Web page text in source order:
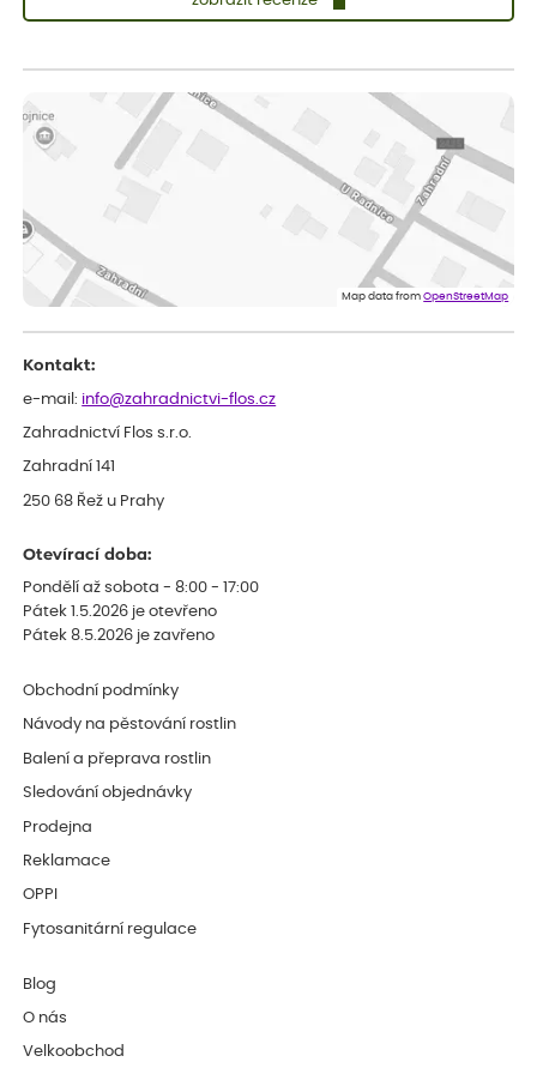
Vše přišlo velice rychle krásně zabalené. Rostlinky po přesazení
velice dobře prospívají
Jarda
Dobrý den, byli jsme spokojeni
Eshop, objednání bylo v pořádku, žádný problém. Jen jsem byla
smutná z dodávky jedné kytky, která nebyla v nejlepší kondici a i
Map data fromOpenStreetMap
Kontakt:
e-mail: info@zahradnictvi-flos.cz
Zahradnictví Flos s.r.o.
Zahradní 141
250 68 Řež u Prahy
Otevírací doba:
Pondělí až sobota - 8:00 - 17:00
Pátek 1.5.2026 je otevřeno
Pátek 8.5.2026 je zavřeno
Obchodní podmínky
Návody na pěstování rostlin
Balení a přeprava rostlin
Sledování objednávky
Prodejna
Reklamace
OPPI
Fytosanitární regulace
Blog
O nás
Velkoobchod